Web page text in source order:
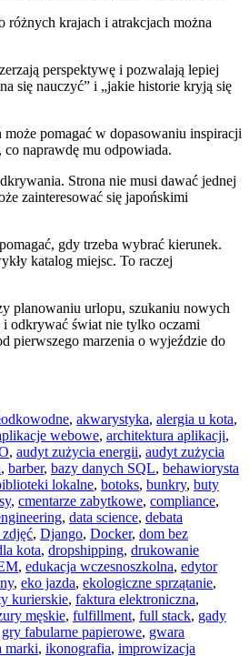
różnych krajach i atrakcjach można
perspektywę i pozwalają lepiej
się nauczyć” i „jakie historie kryją się
pomagać w dopasowaniu inspiracji
naprawdę mu odpowiada.
Strona nie musi dawać jednej
zainteresować się japońskimi
gdy trzeba wybrać kierunek.
katalog miejsc. To raczej
planowaniu urlopu, szukaniu nowych
odkrywać świat nie tylko oczami
pierwszego marzenia o wyjeździe do
, akwarystyka, alergia u kota,
webowe, architektura aplikacji,
, audyt zużycia energii, audyt zużycia
, barber, bazy danych SQL, behawiorysta
lokalne, botoks, bunkry, buty
, cmentarze zabytkowe, compliance,
, data science, debata
, Django, Docker, dom bez
kota, dropshipping, drukowanie
, edukacja wczesnoszkolna, edytor
, eko jazda, ekologiczne sprzątanie,
kurierskie, faktura elektroniczna,
męskie, fulfillment, full stack, gady
gry fabularne papierowe, gwara
marki, ikonografia, improwizacja